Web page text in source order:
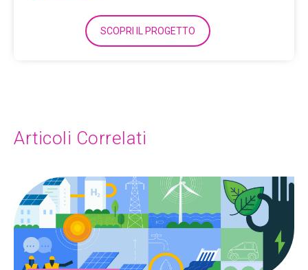
SCOPRI IL PROGETTO
Articoli Correlati